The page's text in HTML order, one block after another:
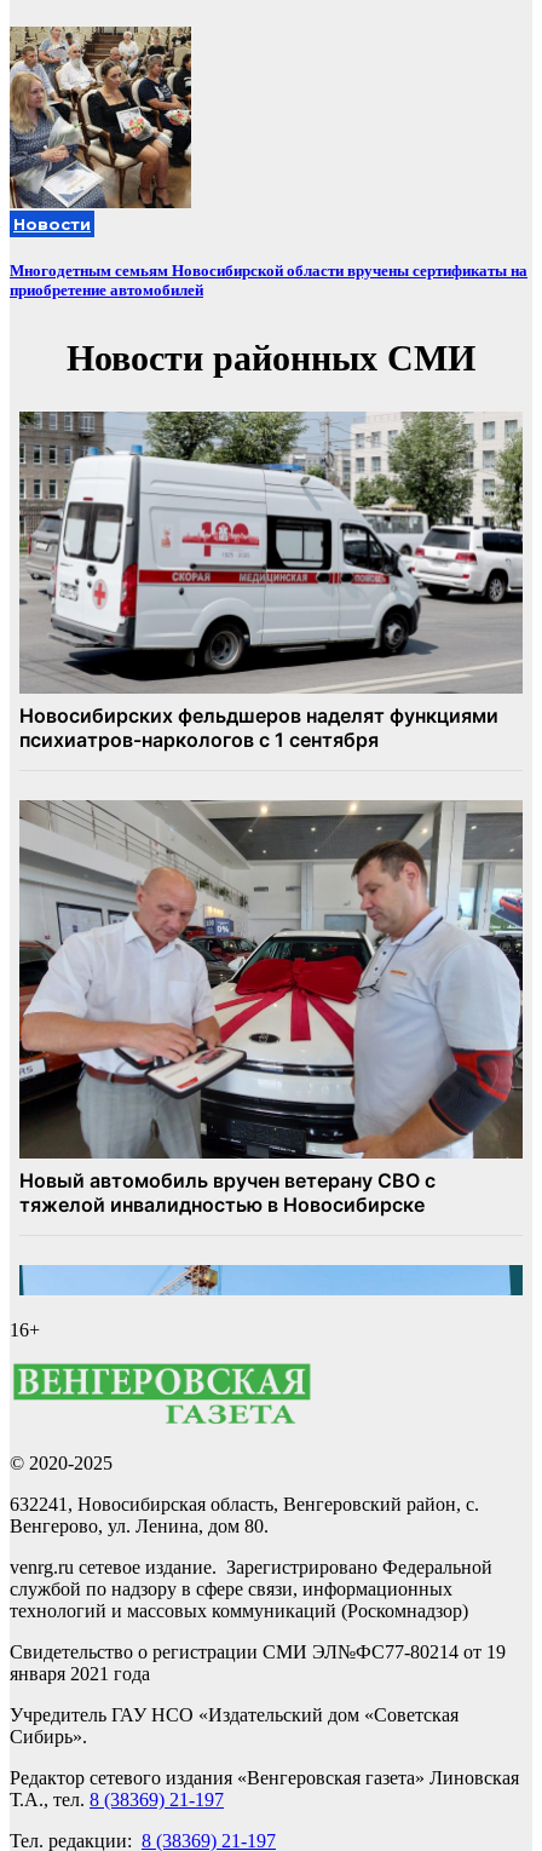
Новости
Многодетным семьям Новосибирской области вручены сертификаты на
приобретение автомобилей
16+
© 2020-2025
632241, Новосибирская область, Венгеровский район, с.
Венгерово, ул. Ленина, дом 80.
venrg.ru сетевое издание. Зарегистрировано Федеральной
службой по надзору в сфере связи, информационных
технологий и массовых коммуникаций (Роскомнадзор)
Свидетельство о регистрации СМИ ЭЛ№ФС77-80214 от 19
января 2021 года
Учредитель ГАУ НСО «Издательский дом «Советская
Сибирь».
Редактор сетевого издания «Венгеровская газета» Линовская
Т.А., тел. 8 (38369) 21-197
Тел. редакции: 8 (38369) 21-197